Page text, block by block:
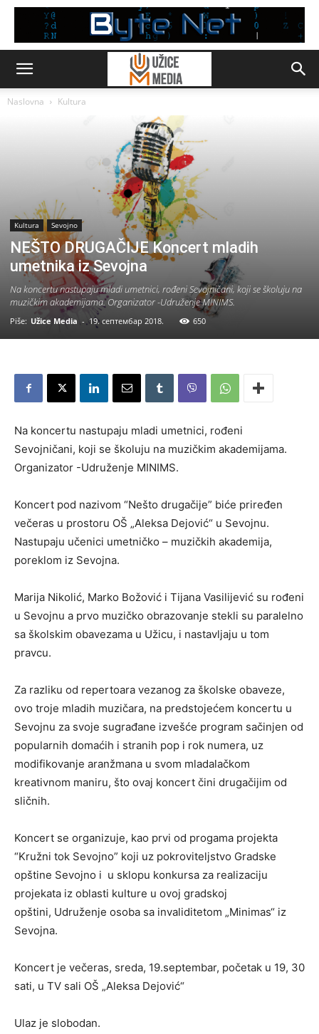
Naslovna Kultura
Kultura Sevojno
NEŠTO DRUGAČIJE Koncert mladih
umetnika iz Sevojna
Na koncertu nastupaju mladi umetnici, rođeni Sevojničani, koji se školuju na
muzičkim akademijama. Organizator -Udruženje MINIMS.
Piše: Užice Media - 19. септембар 2018. 650
Na koncertu nastupaju mladi umetnici, rođeni
Sevojničani, koji se školuju na muzičkim akademijama.
Organizator -Udruženje MINIMS.
Koncert pod nazivom “Nešto drugačije” biće priređen
večeras u prostoru OŠ „Aleksa Dejović“ u Sevojnu.
Nastupaju učenici umetničko – muzičkih akademija,
poreklom iz Sevojna.
Marija Nikolić, Marko Božović i Tijana Vasilijević su rođeni
u Sevojnu a prvo muzičko obrazovanje stekli su paralelno
sa školskim obavezama u Užicu, i nastavljaju u tom
pravcu.
Za razliku od repertoara vezanog za školske obaveze,
ovo troje mladih muzičara, na predstojećem koncertu u
Sevojnu za svoje sugrađane izvešće program sačinjen od
popularnih domaćih i stranih pop i rok numera, uz
modifikovanje aranžmana u svom mladalačkom
kreativnom maniru, što ovaj koncert čini drugačijim od
sličnih.
Koncert se organizuje, kao prvi od progama projekta
“Kružni tok Sevojno” koji uz pokroviteljstvo Gradske
opštine Sevojno i u sklopu konkursa za realizaciju
projekata iz oblasti kulture u ovoj gradskoj
opštini, Udruženje osoba sa invaliditetom „Minimas“ iz
Sevojna.
Koncert je večeras, sreda, 19.septembar, početak u 19, 30
sati, u TV sali OŠ „Aleksa Dejović“
Ulaz je slobodan.